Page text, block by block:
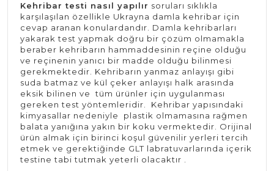
Kehribar testi nasıl yapılır soruları sıklıkla
karşılaşılan özellikle Ukrayna damla kehribar için
cevap aranan konulardandır. Damla kehribarları
yakarak test yapmak doğru bir çözüm olmamakla
beraber kehribarın hammaddesinin reçine olduğu
ve reçinenin yanıcı bir madde olduğu bilinmesi
gerekmektedir. Kehribarın yanmaz anlayışı gibi
suda batmaz ve kül çeker anlayışı halk arasında
eksik bilinen ve tüm ürünler için uygulanması
gereken test yöntemleridir. Kehribar yapısındaki
kimyasallar nedeniyle plastik olmamasına rağmen
balata yanığına yakın bir koku vermektedir. Orijinal
ürün almak için birinci koşul güvenilir yerleri tercih
etmek ve gerektiğinde GLT labratuvarlarında içerik
testine tabi tutmak yeterli olacaktır .